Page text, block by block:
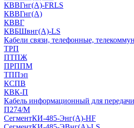
КВВГнг(А)-FRLS
КВВГнг(А)
КВВГ
КВБШвнг(А)-LS
Кабели связи, телефонные,
ТРП
ПТПЖ
ПРППМ
ТППэп
КСПВ
КВК-П
Кабель информационный для
П274/М
СегментКИ-485-Энг(А)-HF